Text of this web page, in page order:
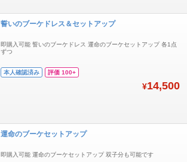
誓いのブーケドレス＆セットアップ
即購入可能 誓いのブーケドレス 運命のブーケセットアップ 各1点
ずつ
本人確認済み 評価 100+
¥14,500
運命のブーケセットアップ
即購入可能 運命のブーケセットアップ 双子分も可能です